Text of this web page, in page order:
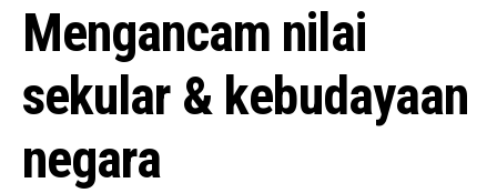
Mengancam nilai
sekular & kebudayaan
negara